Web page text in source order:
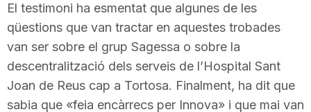
El testimoni ha esmentat que algunes de les
qüestions que van tractar en aquestes trobades
van ser sobre el grup Sagessa o sobre la
descentralització dels serveis de l’Hospital Sant
Joan de Reus cap a Tortosa. Finalment, ha dit que
sabia que «feia encàrrecs per Innova» i que mai van